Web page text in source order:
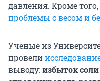
давления. Кроме
проблемы с весом и
Ученые из
провели
выводу:избыток